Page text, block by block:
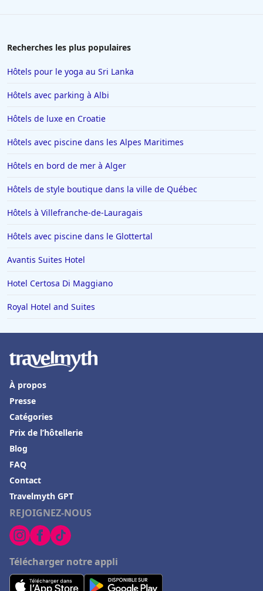
Recherches les plus populaires
Hôtels pour le yoga au Sri Lanka
Hôtels avec parking à Albi
Hôtels de luxe en Croatie
Hôtels avec piscine dans les Alpes Maritimes
Hôtels en bord de mer à Alger
Hôtels de style boutique dans la ville de Québec
Hôtels à Villefranche-de-Lauragais
Hôtels avec piscine dans le Glottertal
Avantis Suites Hotel
Hotel Certosa Di Maggiano
Royal Hotel and Suites
REJOIGNEZ-NOUS
Télécharger notre appli
À propos
Presse
Catégories
Prix de l’hôtellerie
Blog
FAQ
Contact
Travelmyth GPT